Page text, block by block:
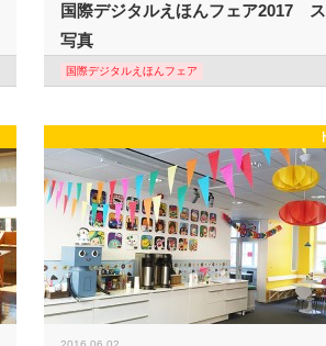
国際デジタルえほんフェア2017
写真
国際デジタルえほんフェア